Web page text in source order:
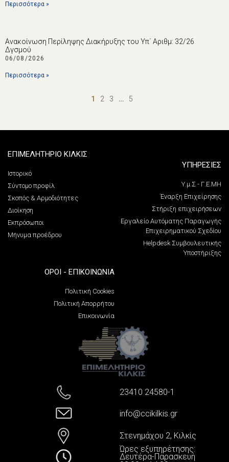
Περισσότερα »
Ανακοίνωση Περίληψης Διακήρυξης του Υπ΄ Αριθμ: 32/26
Δγσμού
06/08/2026
Περισσότερα »
1 2 3 … 5
ΕΠΙΜΕΛΗΤΗΡΙΟ ΚΙΛΚΙΣ
Ιστορικό
Σύντομο προφίλ
Σκοπός & Αρμοδιότητες
Διοίκηση
Εκπρόσωποι
Μήνυμα προέδρου
ΥΠΗΡΕΣΙΕΣ
Υ.μ.Σ - Γ.Ε.ΜΗ
Έναρξη Επιχείρησης
Στήριξη επιχειρήσεων
Εργαλείο Αυτόματης Παραγωγής
Επιχειρηματικού Σχεδίου
Helpdesk Συμβουλευτικής
Υποστήριξης
ΌΡΟΙ - ΕΠΙΚΟΙΝΩΝΊΑ
Πολιτική Cookies
Πολιτική Απορρήτου
Επικοινωνία
23410 24580-1
info@ccikilkis.gr
Στενημάχου 2, Κιλκίς
Ώρες εξυπηρέτησης:
Δευτέρα-Παρασκευή